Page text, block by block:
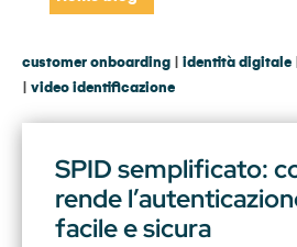
customer onboarding identità digitale
video identificazione
SPID semplificato:
rende
facile e sicura